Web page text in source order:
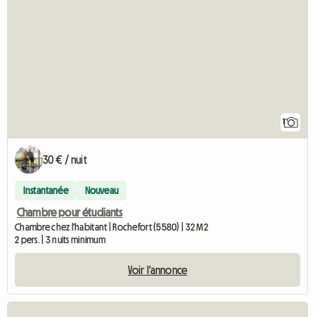
1
30 € / nuit
Instantanée Nouveau
Chambre pour étudiants
Chambre chez l'habitant | Rochefort (5580) | 32 M2
2 pers. | 3 nuits minimum
Voir l'annonce